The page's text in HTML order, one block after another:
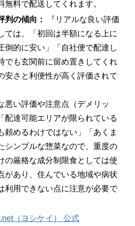
無料で配送してくれます。
判の傾向：
『リアルな良い評価
ては、「初回は半額になる上に
倒的に安い」「自社便で配達し
でも玄関前に留め置きしてくれ
安さと利便性が高く評価されて
悪い評価や注意点（デメリッ
配達可能エリアが限られている
頼めるわけではない」「あくま
シンプルな惣菜なので、重度の
の厳格な成分制限食としては使
があり、住んでいる地域や病状
利用できない点に注意が必要で
（ヨシケイ） 公式